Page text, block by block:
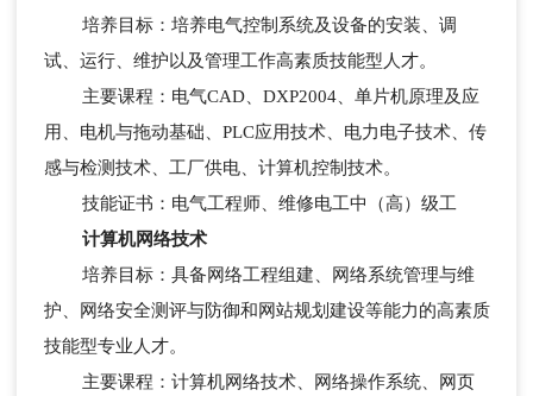
培养目标：培养电气控制系统及设备的安装、调
试、运行、维护以及管理工作高素质技能型人才。
主要课程：电气CAD、DXP2004、单片机原理及应
用、电机与拖动基础、PLC应用技术、电力电子技术、传
感与检测技术、工厂供电、计算机控制技术。
技能证书：电气工程师、维修电工中（高）级工
计算机网络技术
培养目标：具备网络工程组建、网络系统管理与维
护、网络安全测评与防御和网站规划建设等能力的高素质
技能型专业人才。
主要课程：计算机网络技术、网络操作系统、网页